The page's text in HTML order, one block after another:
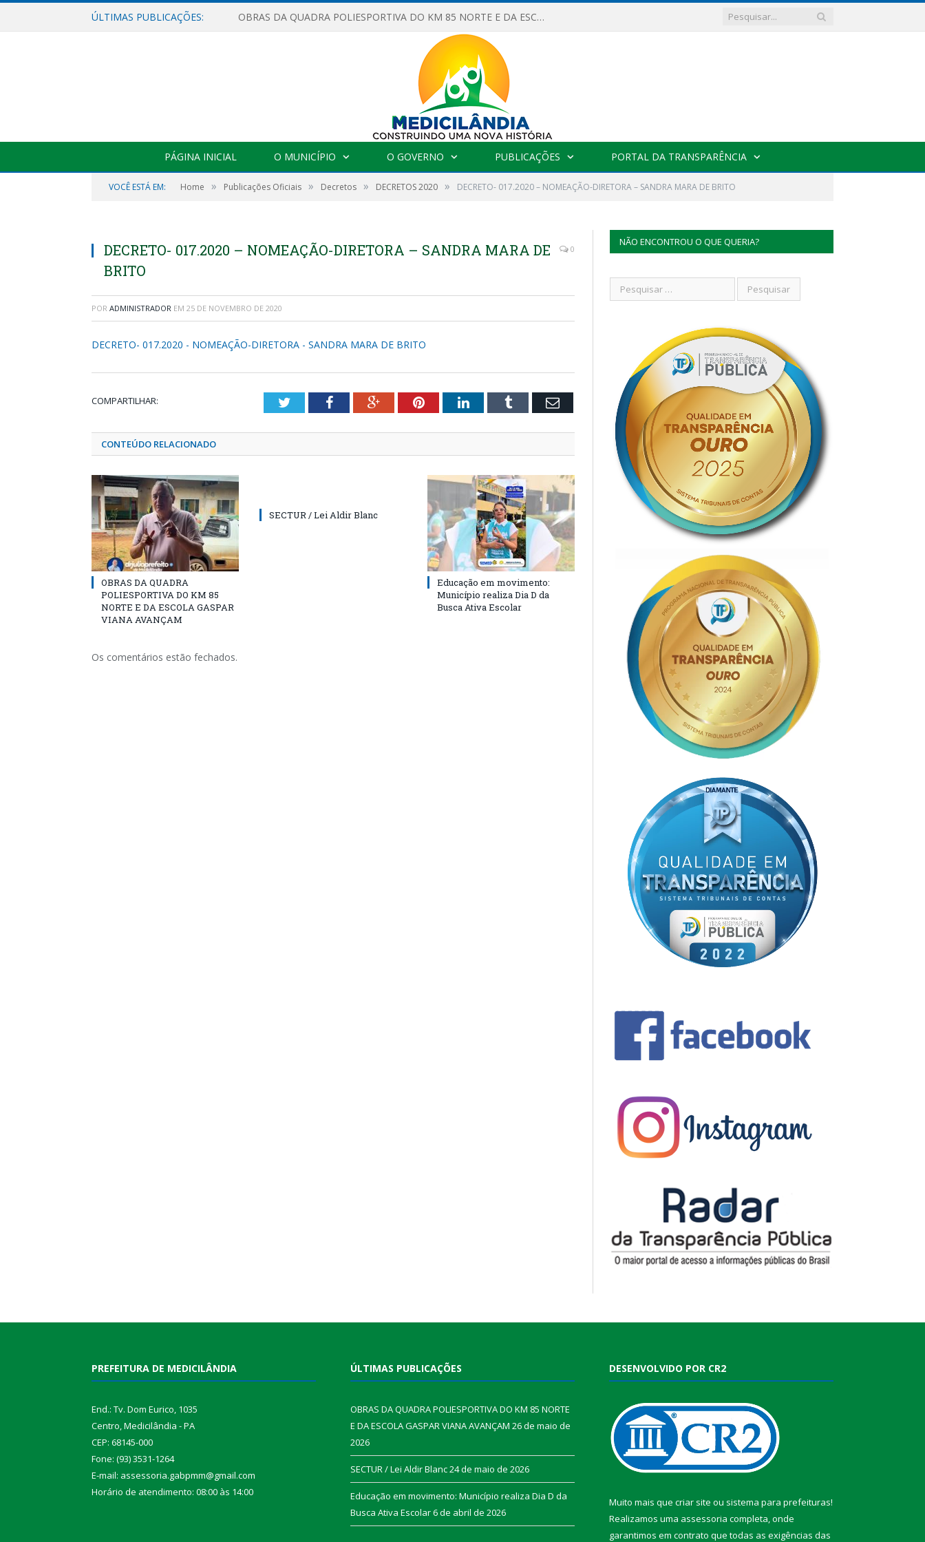
ÚLTIMAS PUBLICAÇÕES: OBRAS DA QUADRA POLIESPORTIVA DO KM 85 NORTE E DA ESCOLA GASPAR VIANA AVANÇAM
PÁGINA INICIAL O MUNICÍPIO O GOVERNO PUBLICAÇÕES PORTAL DA TRANSPARÊNCIA
VOCÊ ESTÁ EM: Home » Publicações Oficiais » Decretos » DECRETOS 2020 » DECRETO- 017.2020 – NOMEAÇÃO-DIRETORA – SANDRA MARA DE BRITO
DECRETO- 017.2020 – NOMEAÇÃO-DIRETORA – SANDRA MARA DE
BRITO
0
POR ADMINISTRADOR EM 25 DE NOVEMBRO DE 2020
DECRETO- 017.2020 - NOMEAÇÃO-DIRETORA - SANDRA MARA DE BRITO
COMPARTILHAR: TwitterFacebookGoogle+PinterestLinkedInTumblr Email
CONTEÚDO RELACIONADO
OBRAS DA QUADRA
POLIESPORTIVA DO KM 85
NORTE E DA ESCOLA GASPAR
VIANA AVANÇAM
SECTUR / Lei Aldir Blanc
Educação em movimento:
Município realiza Dia D da
Busca Ativa Escolar
Os comentários estão fechados.
NÃO ENCONTROU O QUE QUERIA?
PREFEITURA DE MEDICILÂNDIA
End.: Tv. Dom Eurico, 1035
Centro, Medicilândia - PA
CEP: 68145-000
Fone: (93) 3531-1264
E-mail: assessoria.gabpmm@gmail.com
Horário de atendimento: 08:00 às 14:00
ÚLTIMAS PUBLICAÇÕES
OBRAS DA QUADRA POLIESPORTIVA DO KM 85 NORTE
E DA ESCOLA GASPAR VIANA AVANÇAM 26 de maio de
2026
SECTUR / Lei Aldir Blanc24 de maio de 2026
Educação em movimento: Município realiza Dia D da
Busca Ativa Escolar6 de abril de 2026
DESENVOLVIDO POR CR2
Muito mais que criar site ou sistema para prefeituras!
Realizamos uma assessoria completa, onde
garantimos em contrato que todas as exigências das